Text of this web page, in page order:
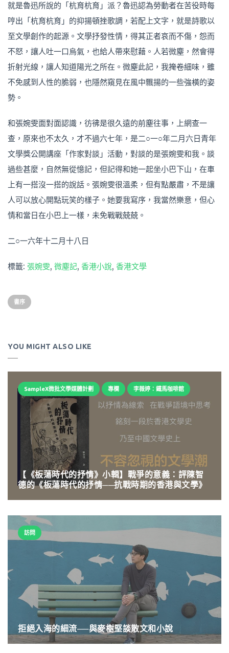
就是魯迅所說的「杭育杭育」派？魯迅認為勞動者在苦役時每
哼出「杭育杭育」的抑揚頓挫歌調，若配上文字，就是詩歌以
至文學創作的起源。文學抒發性情，得其正者哀而不傷，怨而
不怒，讓人吐一口烏氣，也給人帶來慰藉。人若微塵，然會得
折射光線，讓人知道陽光之所在。微塵此記，我掩卷細味，雖
不免感到人性的脆弱，也隱然窺見在風中飄揚的一些強橫的姿
勢。
和張婉雯面對面認識，彷彿是很久遠的前塵往事，上網查一
查，原來也不太久，才不過六七年，是二○一○年二月六日青年
文學獎公開講座「作家對談」活動，對談的是張婉雯和我。談
過些甚麼，自然無從憶記，但記得和她一起坐小巴下山，在車
上有一搭沒一搭的說話。張婉雯很溫柔，但有點嚴肅，不是讓
人可以放心開點玩笑的樣子。她要我寫序，我當然樂意，但心
情和當日在小巴上一樣，未免戰戰兢兢。
二○一六年十二月十八日
標籤: 張婉雯, 微塵記, 香港小說, 香港文學
書序
YOU MIGHT ALSO LIKE
SampleX微批文學媒體計劃 專欄 李薇婷：鐵馬咖啡館
【《板蕩時代的抒情》小輯】戰爭的意義：評陳智
德的《板蕩時代的抒情──抗戰時期的香港與文學》
訪問
拒絕入海的細流──與麥樹堅談散文和小說